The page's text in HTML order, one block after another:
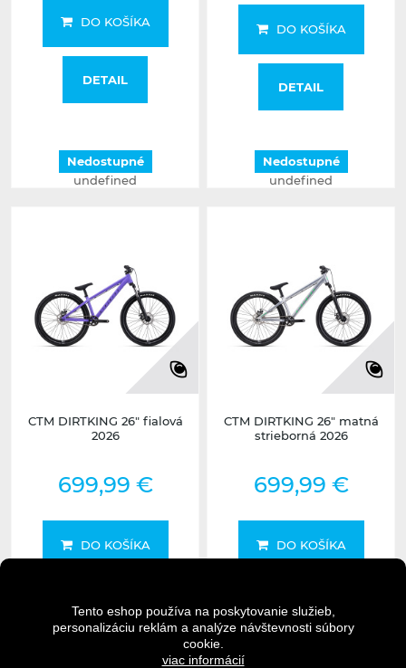
Tento eshop používa na poskytovanie služieb,
personalizáciu reklám a analýze návštevnosti súbory
cookie.
viac informácií
DO KOŠÍKA
DETAIL
Nedostupné
undefined
DO KOŠÍKA
DETAIL
Nedostupné
undefined
CTM DIRTKING 26" fialová
2026
699,99 €
DO KOŠÍKA
CTM DIRTKING 26" matná
strieborná 2026
699,99 €
DO KOŠÍKA